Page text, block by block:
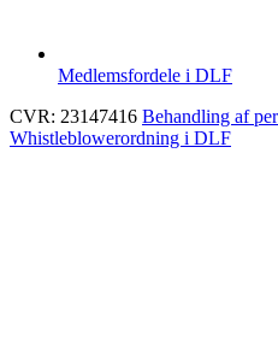
Medlemsfordele i DLF
CVR: 23147416 Behandling af
Whistleblowerordning i DLF